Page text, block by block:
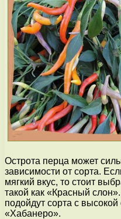
Острота перца может
зависимости от сорта.
мягкий вкус, то стоит
такой как «Красный
подойдут сорта с
«Хабанеро».